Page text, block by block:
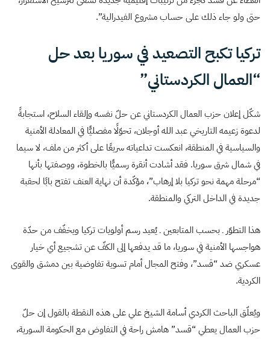
حتى ولو جاء ذلك على حساب مشروع الفيدرالية”.
تركيا تكبح التصعيد في سوريا بعد حل
“العمال الكردستاني”
شكّل إعلان حزب العمال الكردستاني عن حلّ نفسه وإلقاء السلاح، استجابةً
لدعوة زعيمه التاريخي عبد الله أوجلان، تحوّلًا مفصليًّا في المعادلة الأمنية
والسياسية في المنطقة، انعكست تداعياته سريعًا على أكثر من ملف، لا سيما
في شمال شرق سوريا. فقد أشادت أنقرة رسميًّا بالخطوة، ووصفتها بأنها
“مرحلة مهمة نحو تركيا بلا إرهاب”، مؤكّدة أن نهاية العنف تفتح بابًا لحقبة
جديدة في الداخل التركي والمنطقة.
هذا التطوّر ـ بحسب المتابعين ـ يُعيد رسم أولويات تركيا ويخفّف من حدّة
هواجسها الأمنية في سوريا، ما قد يدفعها إلى الكفّ عن تشجيع أي خيار
عسكري ضد “قسد”، وفتح المجال أمام تسوية تفاوضية بين دمشق والقوى
الكردية.
ويُعلّق الباحث الكردي أسامة الشيخ علي على هذه النقطة بالقول إن حلّ
حزب العمال يعطي “قسد” هامش راحة في التفاوض مع الحكومة السورية،